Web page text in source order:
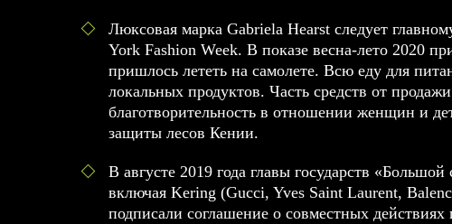
Люксовая марка Gabriela Hearst следует
York Fashion Week. В показе весна-лето 2020
пришлось лететь на самолете. Всю еду для
локальных продуктов. Часть средств от
благотворительность в отношении женщин и
защиты лесов Кении.
В августе 2019 года главы государств
включая Kering (Gucci, Yves Saint Laurent,
подписали соглашение о совместных